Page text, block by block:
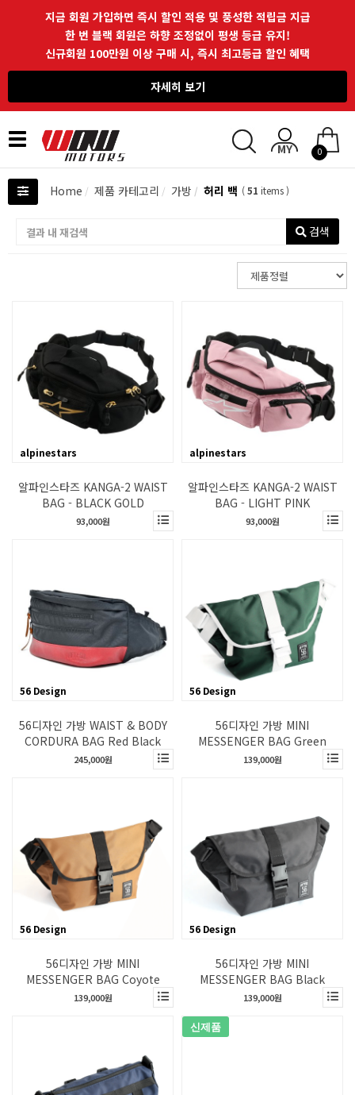
지금 회원 가입하면 즉시 할인 적용 및 풍성한 적립금 지급
한 번 블랙 회원은 하향 조정없이 평생 등급 유지!
신규회원 100만원 이상 구매 시, 즉시 최고등급 할인 혜택
자세히 보기
Toggle
navigation
0
Home 제품 카테고리 가방 허리 백 (51 items )
검색
alpinestars
알파인스타즈 KANGA-2 WAIST
BAG - BLACK GOLD
93,000원
alpinestars
알파인스타즈 KANGA-2 WAIST
BAG - LIGHT PINK
93,000원
56 Design
56디자인 가방 WAIST & BODY
CORDURA BAG Red Black
245,000원
56 Design
56디자인 가방 MINI
MESSENGER BAG Green
139,000원
56 Design
56디자인 가방 MINI
MESSENGER BAG Coyote
139,000원
56 Design
56디자인 가방 MINI
MESSENGER BAG Black
139,000원
신제품